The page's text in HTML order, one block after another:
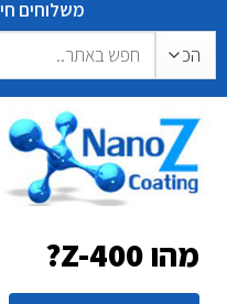
משלוחים חינם
מהו Z-400?